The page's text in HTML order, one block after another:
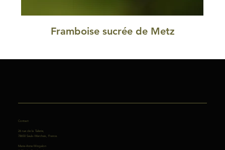
Framboise sucrée de Metz
Contact
26 rue de la Tuilerie,
78650 Saulx-Marchais, France.
Marie-Anne Mingalon